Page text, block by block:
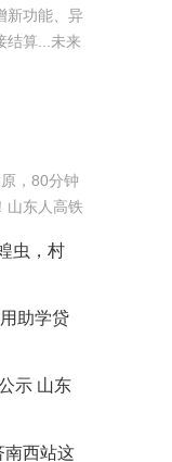
新功能、异
结算...未来
，80分钟
山东人高铁
虫，村
助学贷
示 山东
南西站这